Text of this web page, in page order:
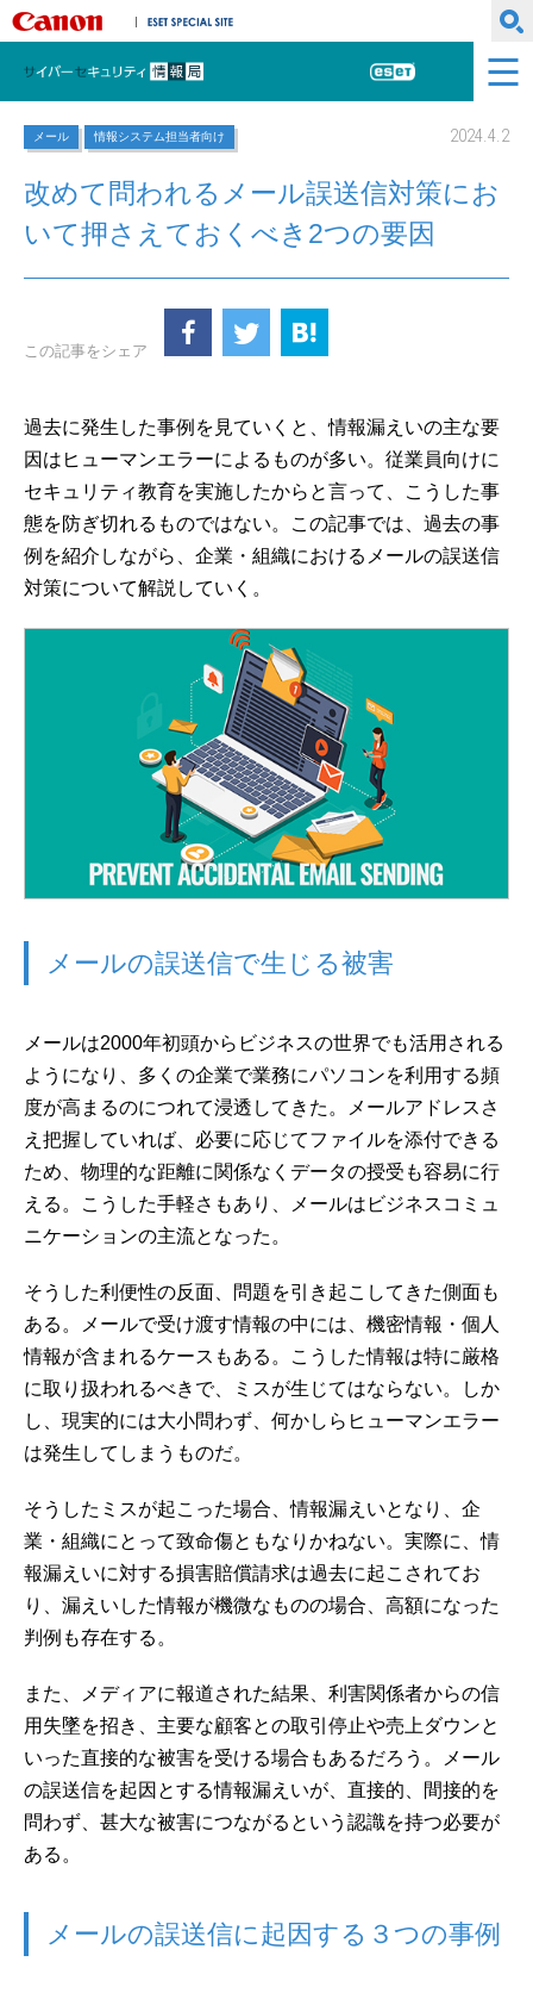
キヤノンマーケティングジャパン株式会社
サイバーセキュリティ情報局
ESET
メール 情報システム担当者向け 2024.4.2
改めて問われるメール誤送信対策にお
いて押さえておくべき2つの要因
この記事をシェア
過去に発生した事例を見ていくと、情報漏えいの主な要
因はヒューマンエラーによるものが多い。従業員向けに
セキュリティ教育を実施したからと言って、こうした事
態を防ぎ切れるものではない。この記事では、過去の事
例を紹介しながら、企業・組織におけるメールの誤送信
対策について解説していく。
メールの誤送信で生じる被害
メールは2000年初頭からビジネスの世界でも活用される
ようになり、多くの企業で業務にパソコンを利用する頻
度が高まるのにつれて浸透してきた。メールアドレスさ
え把握していれば、必要に応じてファイルを添付できる
ため、物理的な距離に関係なくデータの授受も容易に行
える。こうした手軽さもあり、メールはビジネスコミュ
ニケーションの主流となった。
そうした利便性の反面、問題を引き起こしてきた側面も
ある。メールで受け渡す情報の中には、機密情報・個人
情報が含まれるケースもある。こうした情報は特に厳格
に取り扱われるべきで、ミスが生じてはならない。しか
し、現実的には大小問わず、何かしらヒューマンエラー
は発生してしまうものだ。
そうしたミスが起こった場合、情報漏えいとなり、企
業・組織にとって致命傷ともなりかねない。実際に、情
報漏えいに対する損害賠償請求は過去に起こされてお
り、漏えいした情報が機微なものの場合、高額になった
判例も存在する。
また、メディアに報道された結果、利害関係者からの信
用失墜を招き、主要な顧客との取引停止や売上ダウンと
いった直接的な被害を受ける場合もあるだろう。メール
の誤送信を起因とする情報漏えいが、直接的、間接的を
問わず、甚大な被害につながるという認識を持つ必要が
ある。
メールの誤送信に起因する３つの事例